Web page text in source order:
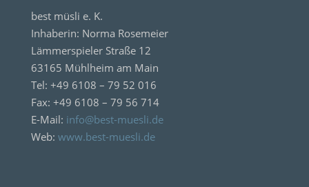
best müsli e. K.
Inhaberin: Norma Rosemeier
Lämmerspieler Straße 12
63165 Mühlheim am Main
Tel: +49 6108 – 79 52 016
Fax: +49 6108 – 79 56 714
E-Mail: info@best-muesli.de
Web: www.best-muesli.de